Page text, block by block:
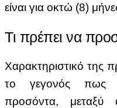
είναι για οκτώ (8)
Τι πρέπει να
Χαρακτηριστικό της
το γεγονός πως
προσόντα, μεταξύ